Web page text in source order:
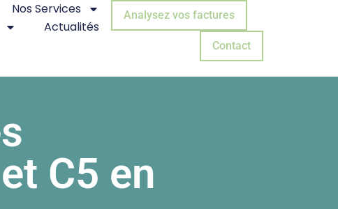
Nos Services
Actualités
Analysez vos factures
Contact
C5 en